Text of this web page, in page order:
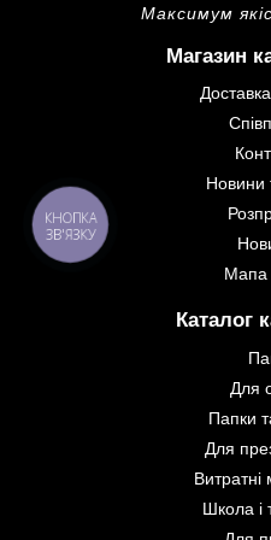
Максимум
Магазин
Новини
Мапа
Каталог
Для
Папки
Для
Витратні
Школа і
КНОПКА
ЗВ'ЯЗКУ